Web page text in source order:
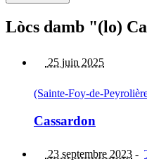
Lòcs damb "(lo)
25 juin 2025
(Sainte-Foy-de-
Cassardon
23 septembre 2023 -